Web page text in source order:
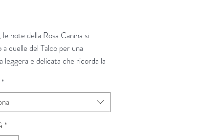
note della Rosa Canina si
a quelle del Talco per una
leggera e delicata che ricorda la
attraverso la memoria, immersi
della biancheria pulita e nelle
all’infanzia.
*
*